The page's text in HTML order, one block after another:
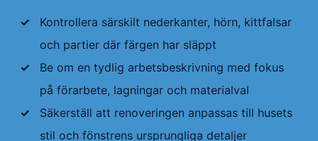
✓
Kontrollera särskilt nederkanter, hörn, kittfalsar
och partier där färgen har släppt
✓
Be om en tydlig arbetsbeskrivning med fokus
på förarbete, lagningar och materialval
✓
Säkerställ att renoveringen anpassas till husets
stil och fönstrens ursprungliga detaljer